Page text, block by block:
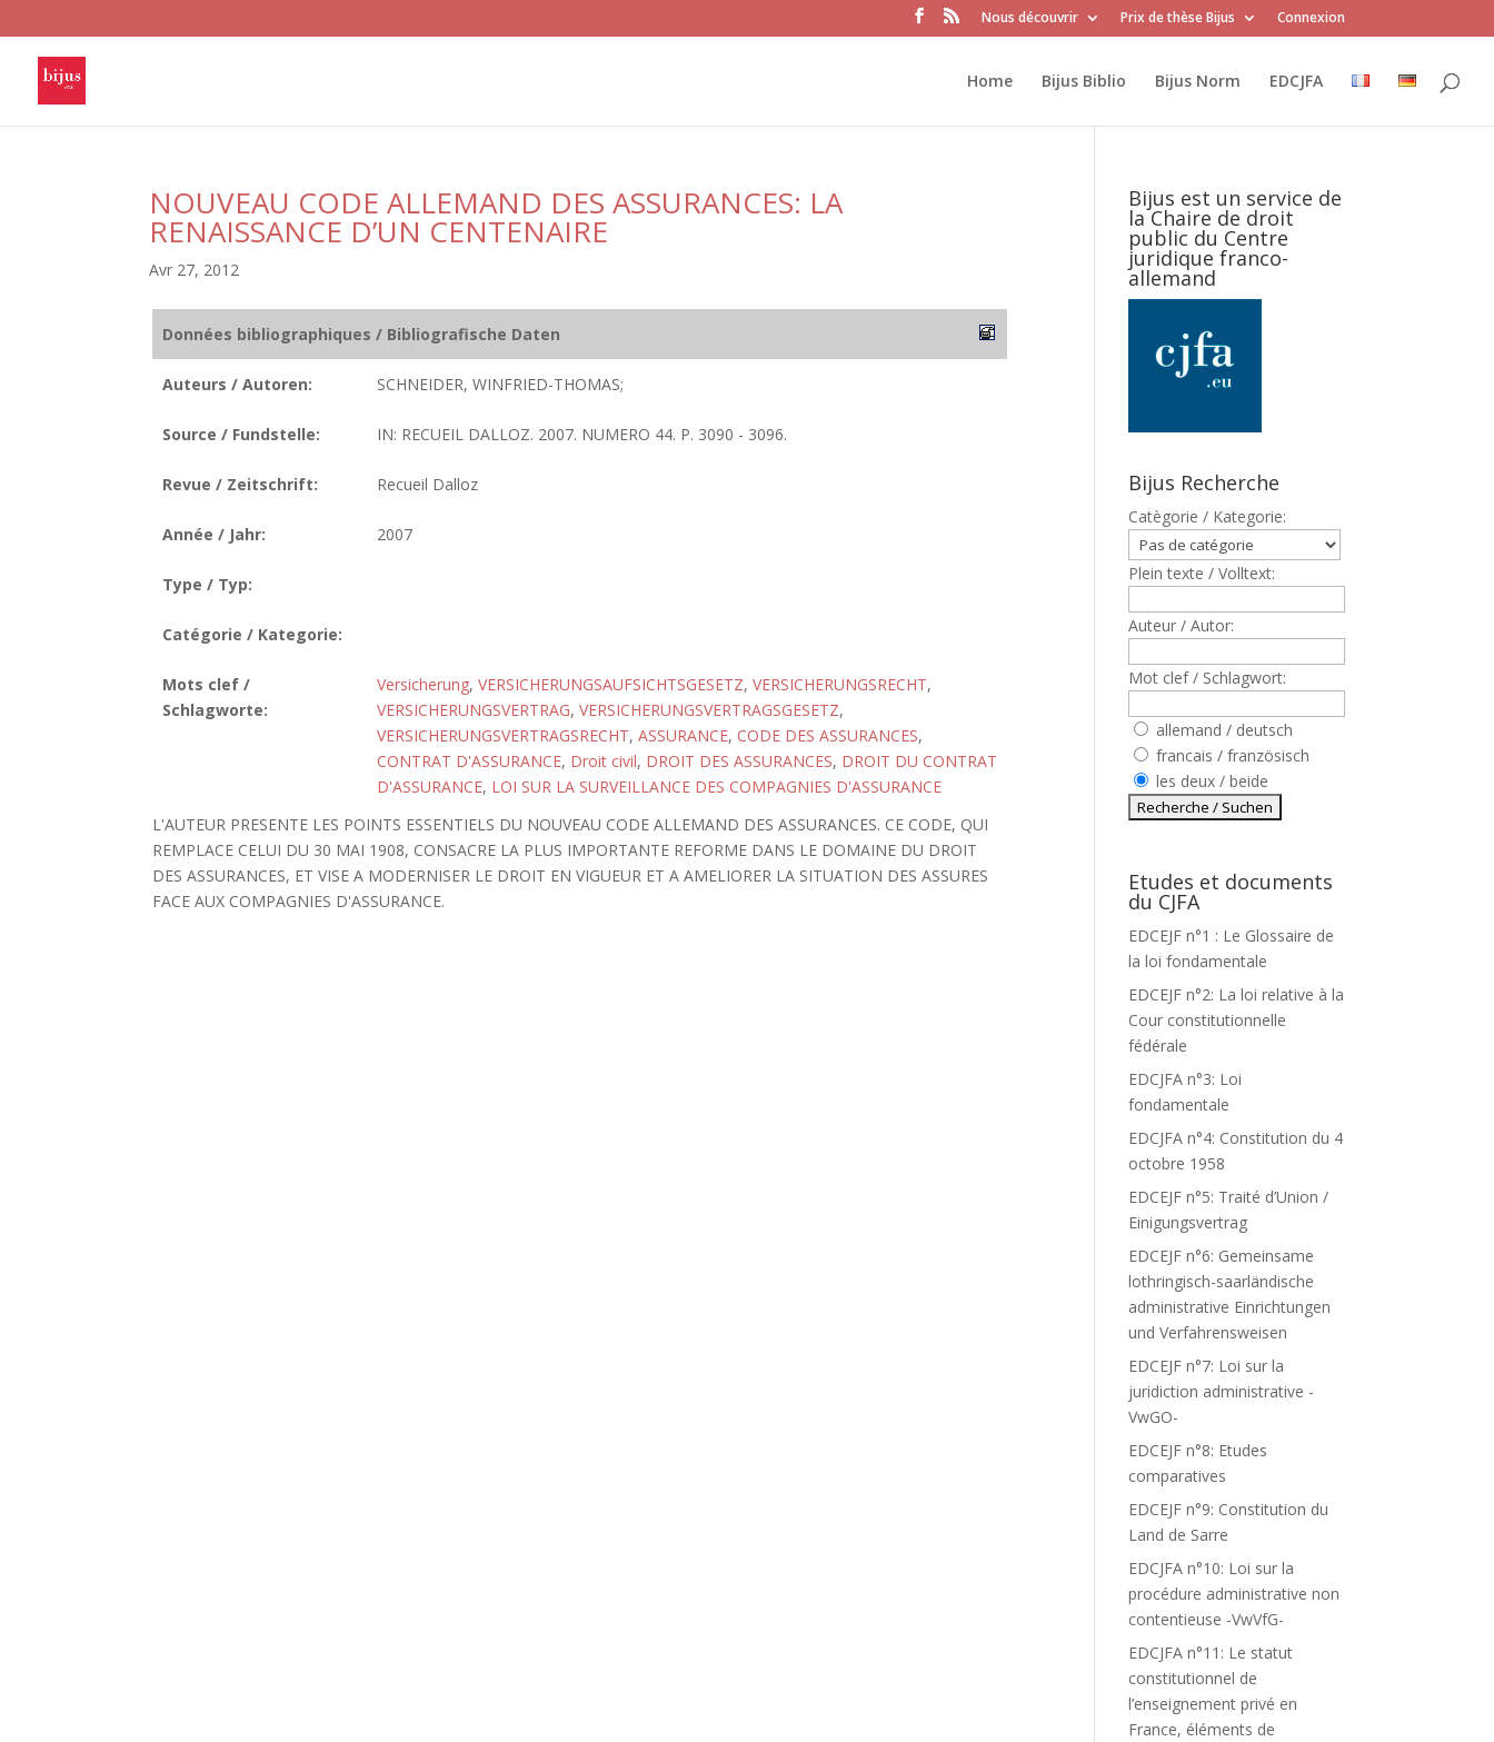
Nous découvrir Prix de thèse Bijus Connexion
Home Bijus Biblio Bijus Norm EDCJFA
NOUVEAU CODE ALLEMAND DES ASSURANCES: LA
RENAISSANCE D’UN CENTENAIRE
Avr 27, 2012
Données bibliographiques / Bibliografische Daten
Auteurs / Autoren: SCHNEIDER, WINFRIED-THOMAS;
Source / Fundstelle: IN: RECUEIL DALLOZ. 2007. NUMERO 44. P. 3090 - 3096.
Revue / Zeitschrift: Recueil Dalloz
Année / Jahr: 2007
Type / Typ:
Catégorie / Kategorie:
Mots clef /
Schlagworte:
Versicherung, VERSICHERUNGSAUFSICHTSGESETZ, VERSICHERUNGSRECHT,
VERSICHERUNGSVERTRAG, VERSICHERUNGSVERTRAGSGESETZ,
VERSICHERUNGSVERTRAGSRECHT, ASSURANCE, CODE DES ASSURANCES,
CONTRAT D'ASSURANCE, Droit civil, DROIT DES ASSURANCES, DROIT DU CONTRAT
D'ASSURANCE, LOI SUR LA SURVEILLANCE DES COMPAGNIES D'ASSURANCE
L'AUTEUR PRESENTE LES POINTS ESSENTIELS DU NOUVEAU CODE ALLEMAND DES ASSURANCES. CE CODE, QUI
REMPLACE CELUI DU 30 MAI 1908, CONSACRE LA PLUS IMPORTANTE REFORME DANS LE DOMAINE DU DROIT
DES ASSURANCES, ET VISE A MODERNISER LE DROIT EN VIGUEUR ET A AMELIORER LA SITUATION DES ASSURES
FACE AUX COMPAGNIES D'ASSURANCE.
Bijus est un service de
la Chaire de droit
public du Centre
juridique franco-
allemand
Bijus Recherche
Catègorie / Kategorie:
Plein texte / Volltext:
Auteur / Autor:
Mot clef / Schlagwort:
allemand / deutsch
francais / französisch
les deux / beide
Etudes et documents
du CJFA
EDCEJF n°1 : Le Glossaire de
la loi fondamentale
EDCEJF n°2: La loi relative à la
Cour constitutionnelle
fédérale
EDCJFA n°3: Loi
fondamentale
EDCJFA n°4: Constitution du 4
octobre 1958
EDCEJF n°5: Traité d’Union /
Einigungsvertrag
EDCEJF n°6: Gemeinsame
lothringisch-saarländische
administrative Einrichtungen
und Verfahrensweisen
EDCEJF n°7: Loi sur la
juridiction administrative -
VwGO-
EDCEJF n°8: Etudes
comparatives
EDCEJF n°9: Constitution du
Land de Sarre
EDCJFA n°10: Loi sur la
procédure administrative non
contentieuse -VwVfG-
EDCJFA n°11: Le statut
constitutionnel de
l’enseignement privé en
France, éléments de